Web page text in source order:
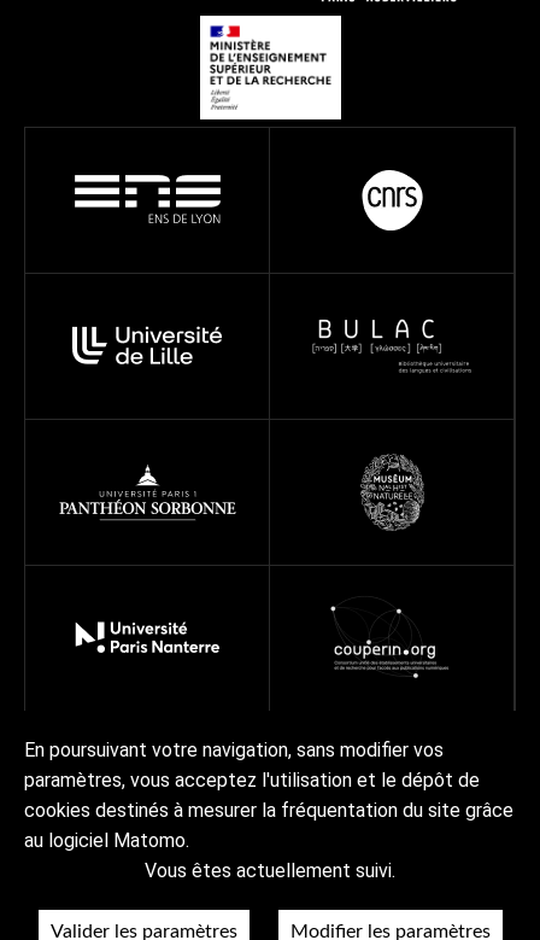
RéseauProjetsRessourcesÀ propos
Actualités | AgendaContact Collex-Persée
En poursuivant votre navigation, sans modifier vos
paramètres, vous acceptez l'utilisation et le dépôt de
cookies destinés à mesurer la fréquentation du site grâce
au logiciel Matomo.
Vous êtes actuellement suivi.
Valider les paramètres Modifier les paramètres